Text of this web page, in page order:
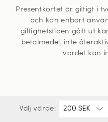
Presentkortet är giltigt i
och kan enbart
giltighetstiden gått ut
betalmedel, inte
värdet kan
Välj värde: